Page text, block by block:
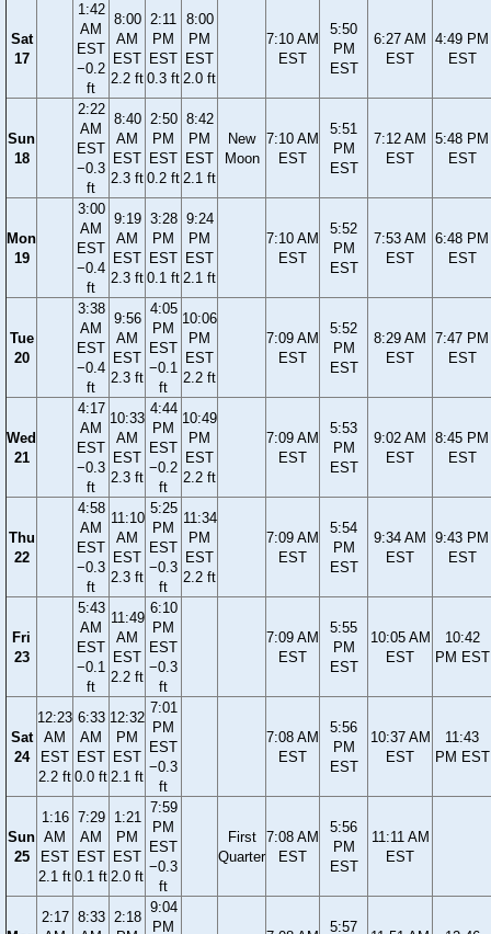
Sat
17
1:42
AM
EST
−0.2
ft
8:00
AM
EST
2.2 ft
2:11
PM
EST
0.3 ft
8:00
PM
EST
2.0 ft
7:10 AM
EST
5:50
PM
EST
6:27 AM
EST
4:49 PM
EST
Sun
18
2:22
AM
EST
−0.3
ft
8:40
AM
EST
2.3 ft
2:50
PM
EST
0.2 ft
8:42
PM
EST
2.1 ft
New
Moon
7:10 AM
EST
5:51
PM
EST
7:12 AM
EST
5:48 PM
EST
Mon
19
3:00
AM
EST
−0.4
ft
9:19
AM
EST
2.3 ft
3:28
PM
EST
0.1 ft
9:24
PM
EST
2.1 ft
7:10 AM
EST
5:52
PM
EST
7:53 AM
EST
6:48 PM
EST
Tue
20
3:38
AM
EST
−0.4
ft
9:56
AM
EST
2.3 ft
4:05
PM
EST
−0.1
ft
10:06
PM
EST
2.2 ft
7:09 AM
EST
5:52
PM
EST
8:29 AM
EST
7:47 PM
EST
Wed
21
4:17
AM
EST
−0.3
ft
10:33
AM
EST
2.3 ft
4:44
PM
EST
−0.2
ft
10:49
PM
EST
2.2 ft
7:09 AM
EST
5:53
PM
EST
9:02 AM
EST
8:45 PM
EST
Thu
22
4:58
AM
EST
−0.3
ft
11:10
AM
EST
2.3 ft
5:25
PM
EST
−0.3
ft
11:34
PM
EST
2.2 ft
7:09 AM
EST
5:54
PM
EST
9:34 AM
EST
9:43 PM
EST
Fri
23
5:43
AM
EST
−0.1
ft
11:49
AM
EST
2.2 ft
6:10
PM
EST
−0.3
ft
7:09 AM
EST
5:55
PM
EST
10:05 AM
EST
10:42
PM EST
Sat
24
12:23
AM
EST
2.2 ft
6:33
AM
EST
0.0 ft
12:32
PM
EST
2.1 ft
7:01
PM
EST
−0.3
ft
7:08 AM
EST
5:56
PM
EST
10:37 AM
EST
11:43
PM EST
Sun
25
1:16
AM
EST
2.1 ft
7:29
AM
EST
0.1 ft
1:21
PM
EST
2.0 ft
7:59
PM
EST
−0.3
ft
First
Quarter
7:08 AM
EST
5:56
PM
EST
11:11 AM
EST
2:17 8:33 2:18
9:04
PM
5:57